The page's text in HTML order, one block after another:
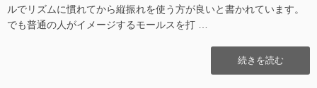
ルでリズムに慣れてから縦振れを使う方が良いと書かれています。
でも普通の人がイメージするモールスを打 …
“Arduino
で
続きを読む